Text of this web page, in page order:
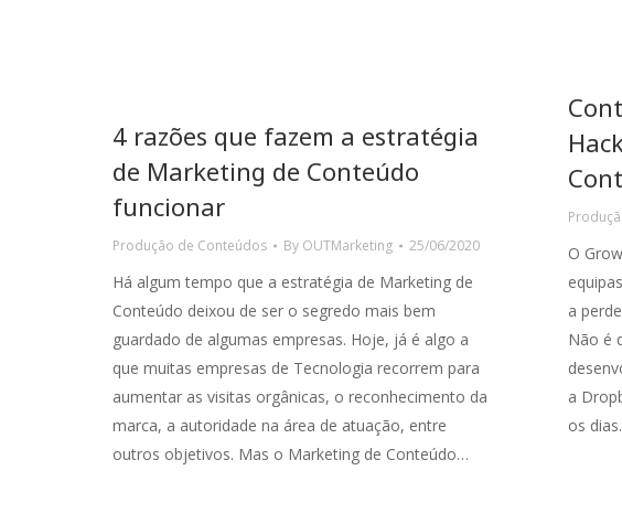
O
a
Não é
a
os
4 razões que fazem a estratégia
de Marketing de Conteúdo
funcionar
Produção de Conteúdos By OUTMarketing 25/06/2020
Há algum tempo que a estratégia de Marketing de
Conteúdo deixou de ser o segredo mais bem
guardado de algumas empresas. Hoje, já é algo a
que muitas empresas de Tecnologia recorrem para
aumentar as visitas orgânicas, o reconhecimento da
marca, a autoridade na área de atuação, entre
outros objetivos. Mas o Marketing de Conteúdo…
Trabalhar com a OUTMarketing tem sido uma
transformadora para a Moxie. A equipa é
altamente profissional, proativa e sempre
pronta a trazer soluções criativas que
acrescentam valor ao nosso negócio. Tem
sido fantástico colaborar convosco!
Hugo Jesus
A opção de escolher
equipa de Marketing
excelente
diria que
equipa e
na nossa identidade
é uma comunicação
planeamento, que